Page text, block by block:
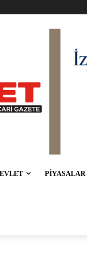
PİYASALAR